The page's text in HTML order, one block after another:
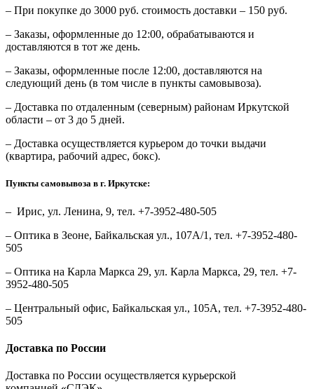
– При покупке до 3000 руб. стоимость доставки – 150 руб.
– Заказы, оформленные до 12:00, обрабатываются и
доставляются в тот же день.
– Заказы, оформленные после 12:00, доставляются на
следующий день (в том числе в пункты самовывоза).
– Доставка по отдаленным (северным) районам Иркутской
области – от 3 до 5 дней.
– Доставка осуществляется курьером до точки выдачи
(квартира, рабочий адрес, бокс).
Пункты самовывоза в г. Иркутске:
– Ирис, ул. Ленина, 9, тел. +7-3952-480-505
– Оптика в Зеоне, Байкальская ул., 107А/1, тел. +7-3952-480-
505
– Оптика на Карла Маркса 29, ул. Карла Маркса, 29, тел. +7-
3952-480-505
– Центральный офис, Байкальская ул., 105А, тел. +7-3952-480-
505
Доставка по России
Доставка по России осуществляется курьерской